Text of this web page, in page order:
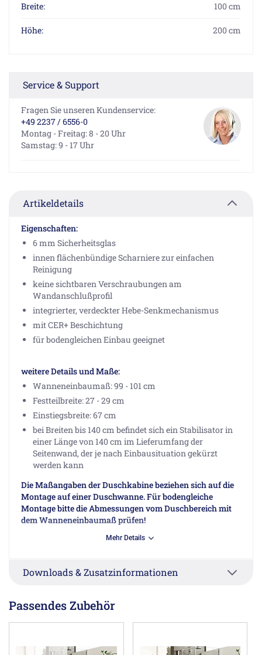
Breite: 100 cm
Höhe: 200 cm
Service & Support
Fragen Sie unseren Kundenservice:
+49 2237 / 6556-0
Montag - Freitag: 8 - 20 Uhr
Samstag: 9 - 17 Uhr
Artikeldetails
Eigenschaften:
6 mm Sicherheitsglas
innen flächenbündige Scharniere zur einfachen
Reinigung
keine sichtbaren Verschraubungen am
Wandanschlußprofil
integrierter, verdeckter Hebe-Senkmechanismus
mit CER+ Beschichtung
für bodengleichen Einbau geeignet
weitere Details und Maße:
Wanneneinbaumaß: 99 - 101 cm
Festteilbreite: 27 - 29 cm
Einstiegsbreite: 67 cm
bei Breiten bis 140 cm befindet sich ein Stabilisator in
einer Länge von 140 cm im Lieferumfang der
Seitenwand, der je nach Einbausituation gekürzt
werden kann
Die Maßangaben der Duschkabine beziehen sich auf die
Montage auf einer Duschwanne. Für bodengleiche
Montage bitte die Abmessungen vom Duschbereich mit
dem Wanneneinbaumaß prüfen!
Seitenwand bitte separat bestellen
Herstellerinformationen
Mehr Details
Downloads & Zusatzinformationen
Passendes Zubehör